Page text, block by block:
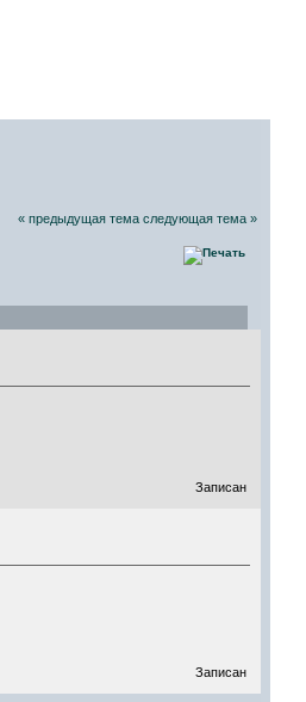
« предыдущая тема следующая тема »
Записан
Записан